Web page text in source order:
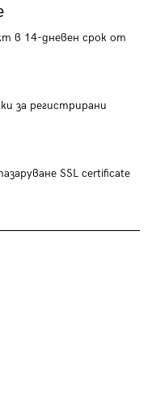
в 14-дневен срок от
за регистрирани
SSL certificate